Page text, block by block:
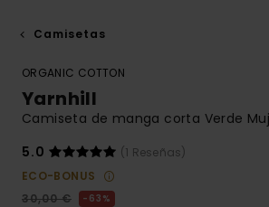
Camisetas
ORGANIC COTTON
Yarnhill
Camiseta de manga corta Verde
5.0
(1 Reseñas)
ECO-BONUS
30,00 €
63%